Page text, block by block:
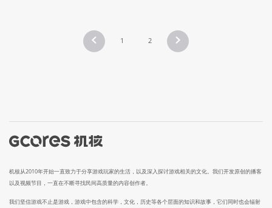
1 2
机核从2010年开始一直致力于分享游戏玩家的生活，以及深入探讨游戏相关的文化。我们开发原创的播客
以及视频节目，一直在不断寻找民间高质量的内容创作者。
我们坚信游戏不止是游戏，游戏中包含的科学，文化，历史等各个层面的知识和故事，它们同时也会辐射